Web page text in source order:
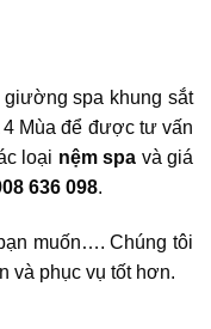
giường spa khung sắt
Mùa để được tư vấn
loại nệm spa và giá
636 098.
muốn…. Chúng tôi
và phục vụ tốt hơn.